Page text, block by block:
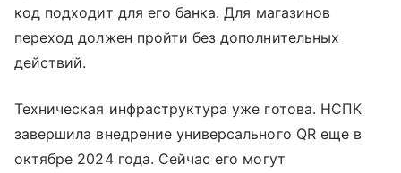
код подходит для его банка. Для магазинов
переход должен пройти без дополнительных
действий.
Техническая инфраструктура уже готова. НСПК
завершила внедрение универсального QR еще в
октябре 2024 года. Сейчас его могут